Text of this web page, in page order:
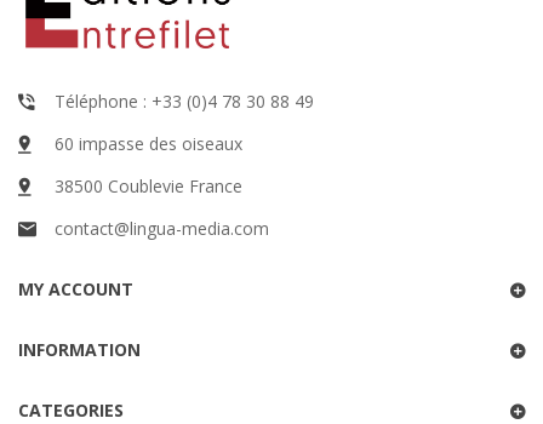
Téléphone : +33 (0)4 78 30 88 49
60 impasse des oiseaux
38500 Coublevie France
contact@lingua-media.com
MY ACCOUNT
INFORMATION
CATEGORIES